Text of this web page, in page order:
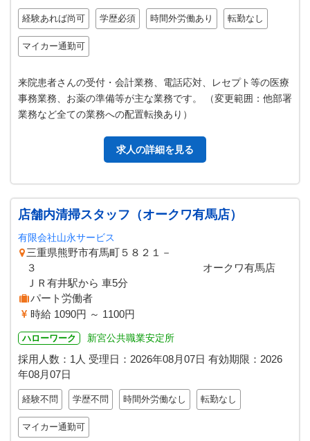
経験あれば尚可 学歴必須 時間外労働あり 転勤なし
マイカー通勤可
来院患者さんの受付・会計業務、電話応対、レセプト等の医療
事務業務、お薬の準備等が主な業務です。 （変更範囲：他部署
業務など全ての業務への配置転換あり）
求人の詳細を見る
店舗内清掃スタッフ（オークワ有馬店）
有限会社山永サービス
三重県熊野市有馬町５８２１－
３ オークワ有馬店
ＪＲ有井駅から 車5分
パート労働者
時給 1090円 ～ 1100円
ハローワーク 新宮公共職業安定所
採用人数：1人 受理日： 2026年08月07日 有効期限： 2026
年08月07日
経験不問 学歴不問 時間外労働なし 転勤なし
マイカー通勤可